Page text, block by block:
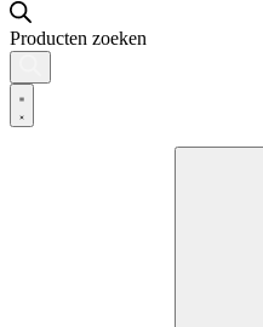
Producten zoeken